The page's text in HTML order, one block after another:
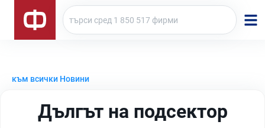
към всички Новини
Дългът на подсектор